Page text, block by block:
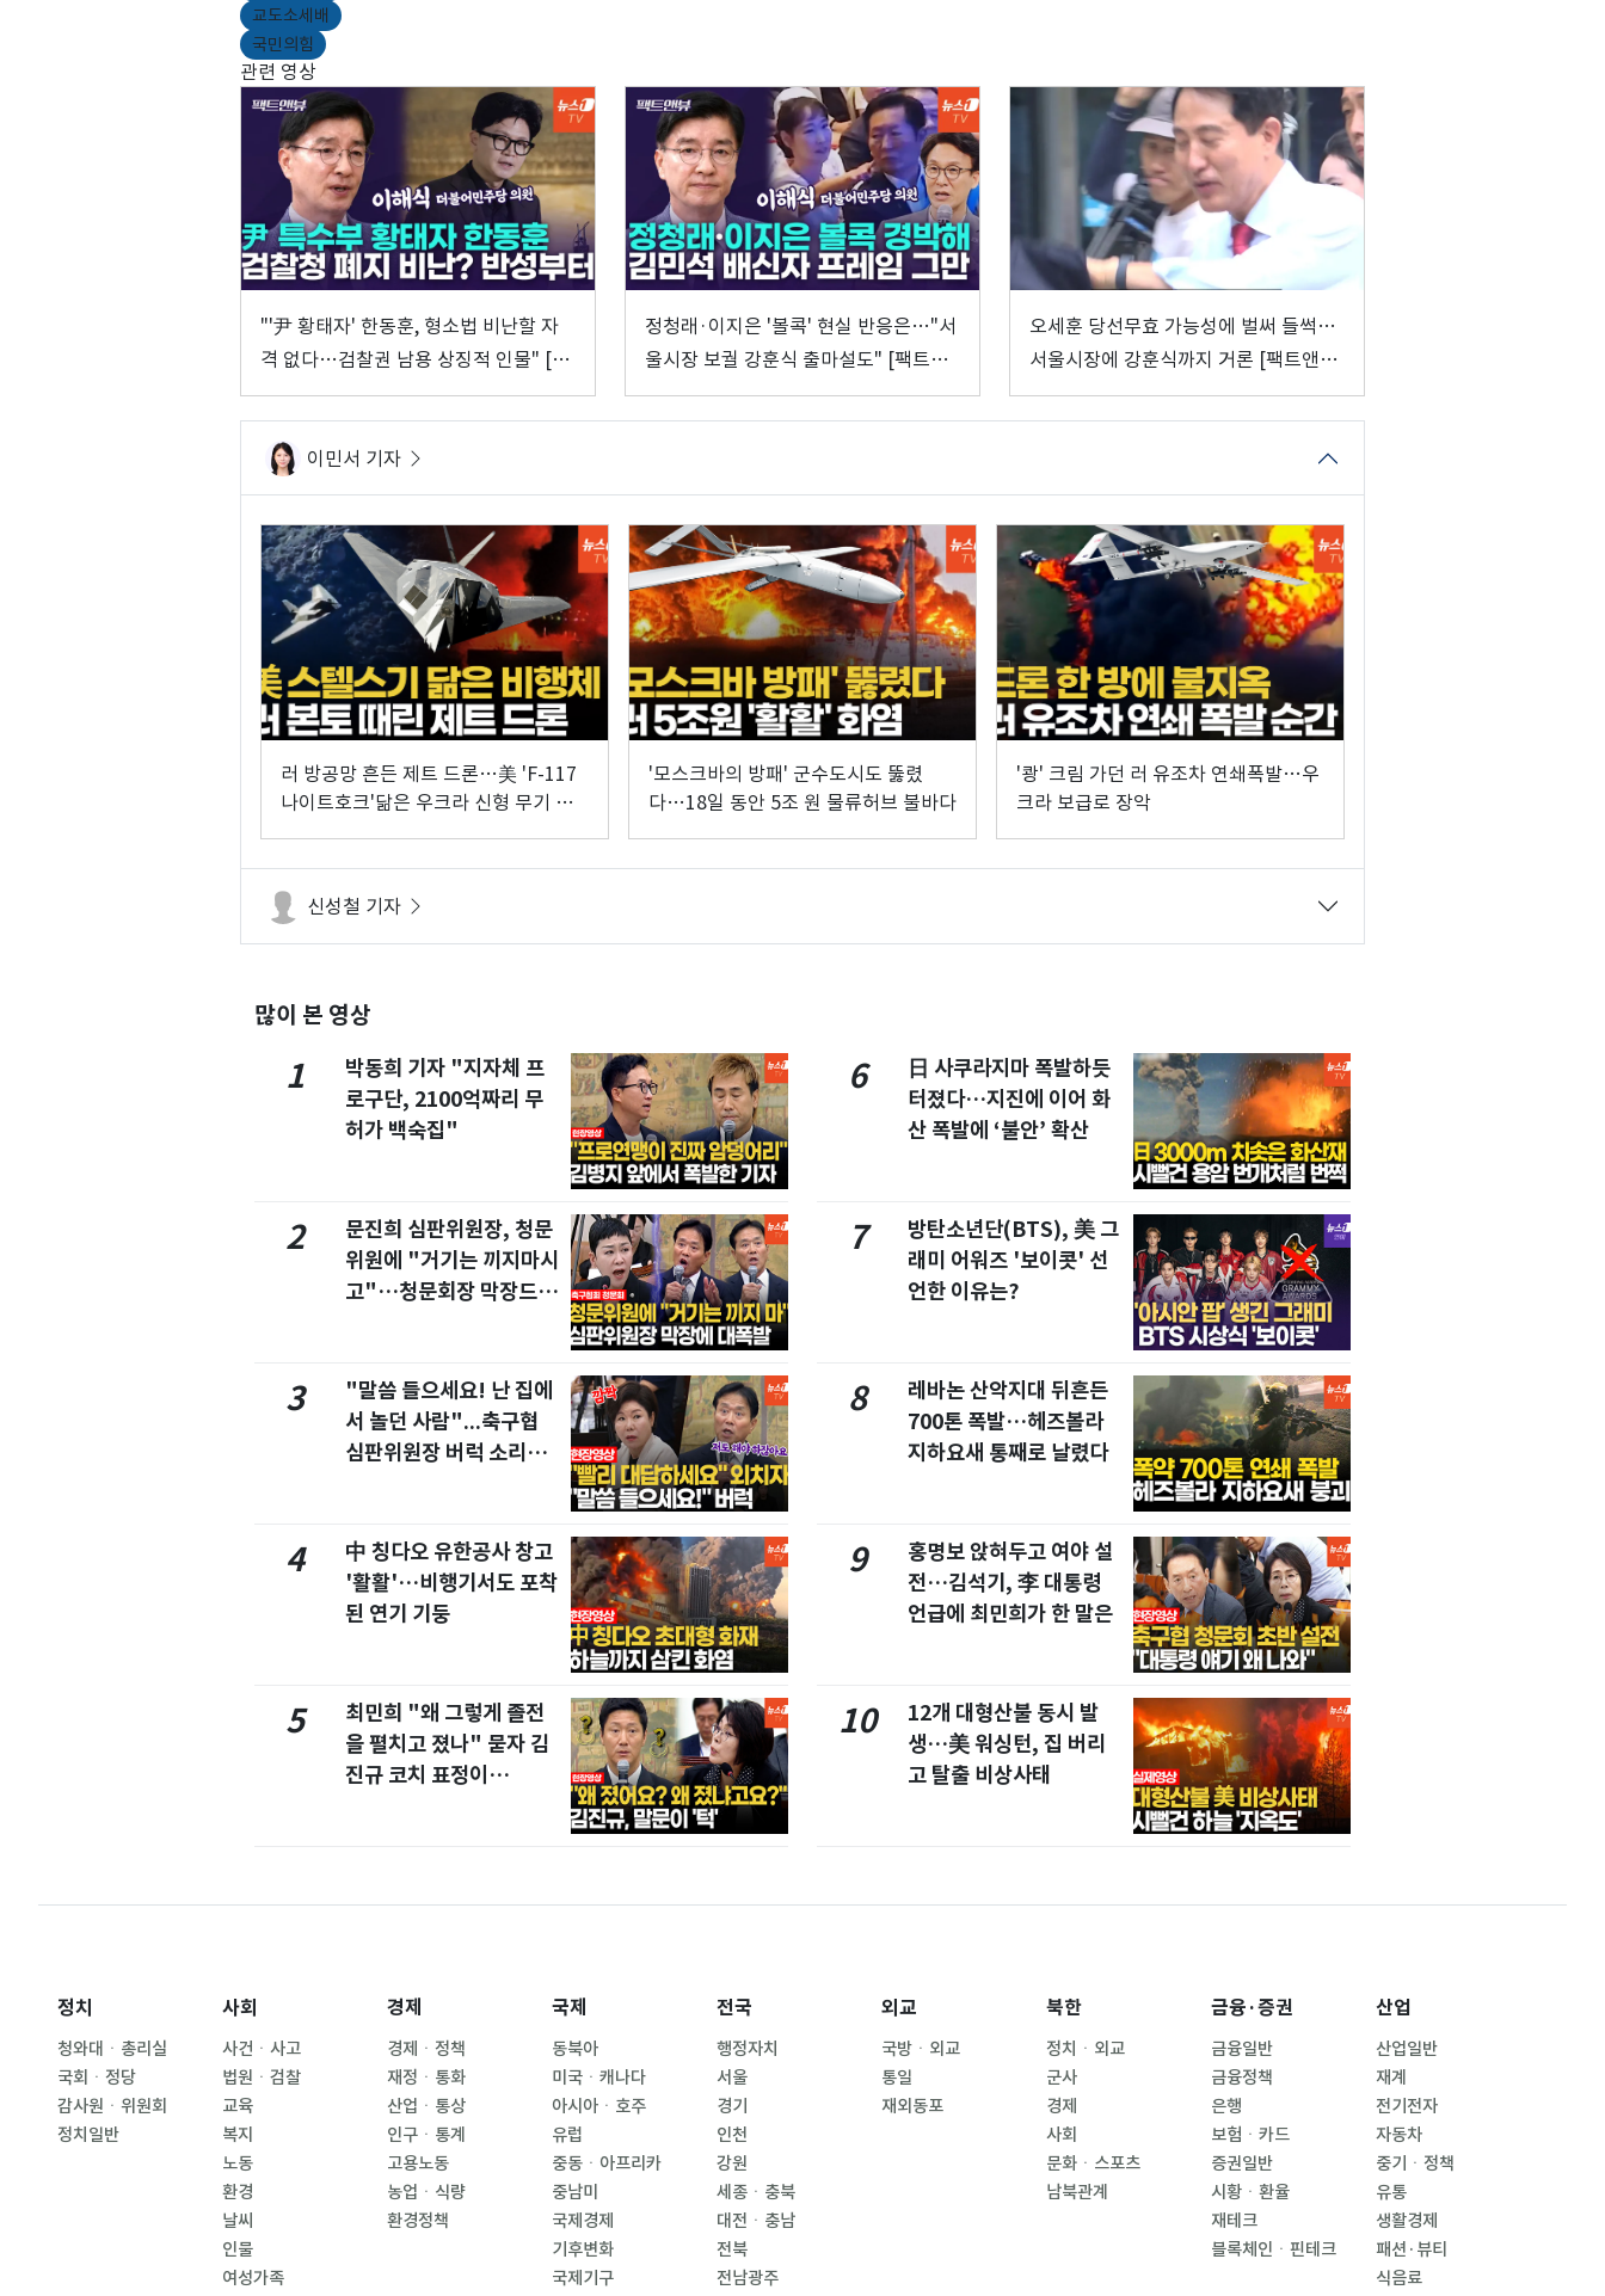
교도소세배
국민의힘
관련 영상
"'尹 황태자' 한동훈, 형소법 비난할 자
격 없다…검찰권 남용 상징적 인물" [팩
트앤뷰 이해식]
정청래·이지은 '볼콕' 현실 반응은…"서
울시장 보궐 강훈식 출마설도" [팩트앤
뷰 이해식]
오세훈 당선무효 가능성에 벌써 들썩…
서울시장에 강훈식까지 거론 [팩트앤뷰
이해식]
이민서 기자
러 방공망 흔든 제트 드론…美 'F-117
나이트호크'닮은 우크라 신형 무기 정
'모스크바의 방패' 군수도시도 뚫렸
다…18일 동안 5조 원 물류허브 불바다
'쾅' 크림 가던 러 유조차 연쇄폭발…우
크라 보급로 장악
신성철 기자
많이 본 영상
1
박동희 기자 "지자체 프
로구단, 2100억짜리 무
허가 백숙집"
2
문진희 심판위원장, 청문
위원에 "거기는 끼지마시
고"…청문회장 막장드라
3
"말씀 들으세요! 난 집에
서 놀던 사람"...축구협
심판위원장 버럭 소리친
4
中 칭다오 유한공사 창고
'활활'…비행기서도 포착
된 연기 기둥
5
최민희 "왜 그렇게 졸전
을 펼치고 졌나" 묻자 김
진규 코치 표정이…
6
日 사쿠라지마 폭발하듯
터졌다…지진에 이어 화
산 폭발에 ‘불안’ 확산
7
방탄소년단(BTS), 美 그
래미 어워즈 '보이콧' 선
언한 이유는?
8
레바논 산악지대 뒤흔든
700톤 폭발…헤즈볼라
지하요새 통째로 날렸다
9
홍명보 앉혀두고 여야 설
전…김석기, 李 대통령
언급에 최민희가 한 말은
10
12개 대형산불 동시 발
생…美 워싱턴, 집 버리
고 탈출 비상사태
정치
청와대ㆍ총리실
국회ㆍ정당
감사원ㆍ위원회
정치일반
사회
사건ㆍ사고
법원ㆍ검찰
교육
복지
노동
환경
날씨
인물
여성가족
경제
경제ㆍ정책
재정ㆍ통화
산업ㆍ통상
인구ㆍ통계
고용노동
농업ㆍ식량
환경정책
국제
동북아
미국ㆍ캐나다
아시아ㆍ호주
유럽
중동ㆍ아프리카
중남미
국제경제
기후변화
국제기구
전국
행정자치
서울
경기
인천
강원
세종ㆍ충북
대전ㆍ충남
전북
전남광주
외교
국방ㆍ외교
통일
재외동포
북한
정치ㆍ외교
군사
경제
사회
문화ㆍ스포츠
남북관계
금융·증권
금융일반
금융정책
은행
보험ㆍ카드
증권일반
시황ㆍ환율
재테크
블록체인ㆍ핀테크
산업
산업일반
재계
전기전자
자동차
중기ㆍ정책
유통
생활경제
패션·뷰티
식음료